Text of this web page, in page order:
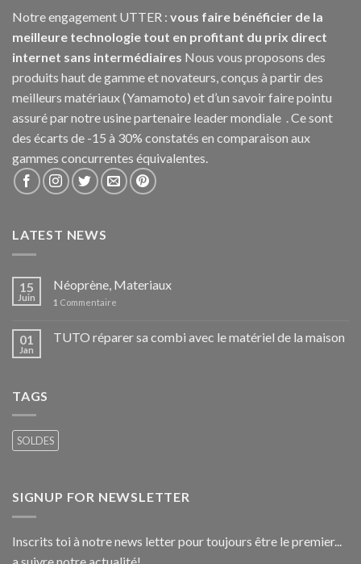
Notre engagement UTTER : vous faire bénéficier de la
meilleure technologie tout en profitant du prix direct
internet sans intermédiaires Nous vous proposons des
produits haut de gamme et novateurs, conçus à partir des
meilleurs matériaux (Yamamoto) et d’un savoir faire pointu
assuré par notre usine partenaire leader mondiale . Ce sont
des écarts de -15 à 30% constatés en comparaison aux
gammes concurrentes équivalentes.
LATEST NEWS
15
Juin
Néoprène, Materiaux
1 Commentaire
01
Jan
TUTO réparer sa combi avec le matériel de la maison
TAGS
SOLDES
SIGNUP FOR NEWSLETTER
Inscrits toi à notre news letter pour toujours être le premier...